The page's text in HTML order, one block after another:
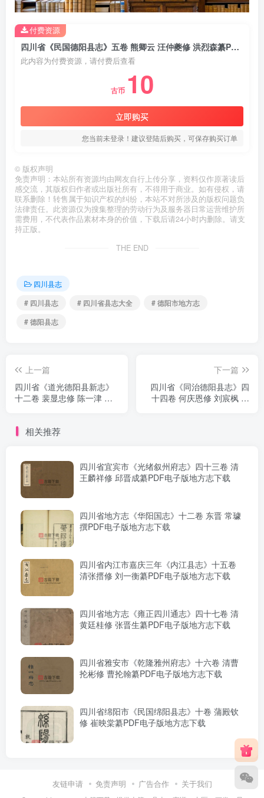
四川省《民国德阳县志》五卷 熊卿云 汪仲夔修 洪烈森纂PDF电子版地方志下载
此内容为付费资源，请付费后查看
古币 10
立即购买
您当前未登录！建议登陆后购买，可保存购买订单
付费资源
© 版权声明
免责声明：本站所有资源均由网友自行上传分享，资料仅作原著读后
感交流，其版权归作者或出版社所有，不得用于商业。如有侵权，请
联系删除！转售属于知识产权的纠纷，本站不对所涉及的版权问题负
法律责任。此资源仅为搜集整理的劳动行为及服务器日常运营维护所
需费用，不代表作品素材本身的价值，下载后请24小时内删除。请支
持正版。
THE END
四川县志
# 四川县志
# 四川省县志大全
# 德阳市地方志
# 德阳县志
上一篇
四川省《道光德阳县新志》
十二卷 裴显忠修 陈一津 刘
下一篇
四川省《同治德阳县志》四
十四卷 何庆恩修 刘宸枫 田
相关推荐
四川省宜宾市《光绪叙州府志》四十三卷 清
王麟祥修 邱晋成纂PDF电子版地方志下载
四川省地方志《华阳国志》十二卷 东晋 常璩
撰PDF电子版地方志下载
四川省内江市嘉庆三年《内江县志》十五卷
清张搢修 刘一衡纂PDF电子版地方志下载
四川省地方志《雍正四川通志》四十七卷 清
黄廷桂修 张晋生纂PDF电子版地方志下载
四川省雅安市《乾隆雅州府志》十六卷 清曹
抡彬修 曹抡翰纂PDF电子版地方志下载
四川省绵阳市《民国绵阳县志》十卷 蒲殿钦
修 崔映棠纂PDF电子版地方志下载
友链申请 免责声明 广告合作 关于我们